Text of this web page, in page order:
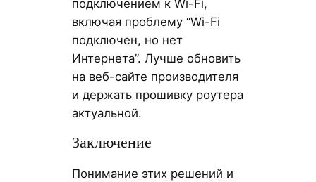
подключением к Wi-Fi,
включая проблему “Wi-Fi
подключен, но нет
Интернета”. Лучше обновить
на веб-сайте производителя
и держать прошивку роутера
актуальной.
Заключение
Понимание этих решений и